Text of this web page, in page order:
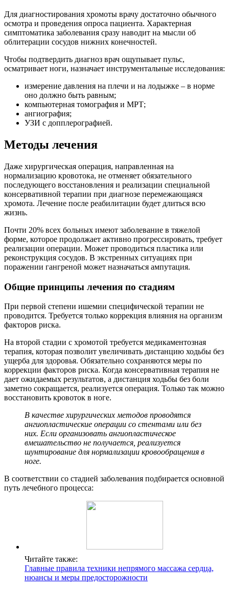
Для диагностирования хромоты врачу достаточно обычного
осмотра и проведения опроса пациента. Характерная
симптоматика заболевания сразу наводит на мысли об
облитерации сосудов нижних конечностей.
Чтобы подтвердить диагноз врач ощупывает пульс,
осматривает ноги, назначает инструментальные исследования:
измерение давления на плечи и на лодыжке – в норме
оно должно быть равным;
компьютерная томография и МРТ;
ангиография;
УЗИ с допплерографией.
Методы лечения
Даже хирургическая операция, направленная на
нормализацию кровотока, не отменяет обязательного
последующего восстановления и реализации специальной
консервативной терапии при диагнозе перемежающаяся
хромота. Лечение после реабилитации будет длиться всю
жизнь.
Почти 20% всех больных имеют заболевание в тяжелой
форме, которое продолжает активно прогрессировать, требует
реализации операции. Может проводиться пластика или
реконструкция сосудов. В экстренных ситуациях при
поражении гангреной может назначаться ампутация.
Общие принципы лечения по стадиям
При первой степени ишемии специфической терапии не
проводится. Требуется только коррекция влияния на организм
факторов риска.
На второй стадии с хромотой требуется медикаментозная
терапия, которая позволит увеличивать дистанцию ходьбы без
ущерба для здоровья. Обязательно сохраняются меры по
коррекции факторов риска. Когда консервативная терапия не
дает ожидаемых результатов, а дистанция ходьбы без боли
заметно сокращается, реализуется операция. Только так можно
восстановить кровоток в ноге.
В качестве хирургических методов проводятся
ангиопластические операции со стентами или без
них. Если организовать ангиопластическое
вмешательство не получается, реализуется
шунтирование для нормализации кровообращения в
ноге.
В соответствии со стадией заболевания подбирается основной
путь лечебного процесса:
Читайте также:
Главные правила техники непрямого массажа сердца,
нюансы и меры предосторожности